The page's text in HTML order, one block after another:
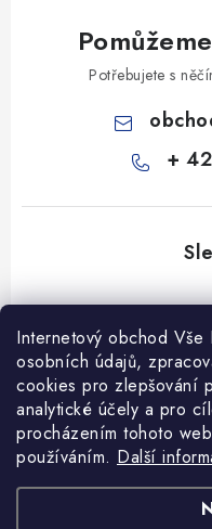
Internetový obchod
osobních údajů,
cookies pro zlepšování
analytické účely a pro
procházením tohoto
používáním. Další
Potřebujete s
+
Informace pro Vás
Ceník dopravy
Kontakty